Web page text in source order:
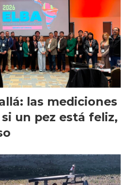
las mediciones
un pez está feliz,